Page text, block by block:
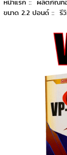
หน้าแรก ::ผลิตภัณฑ์อ
ขนาด 2.2 ปอนด์ :: รี